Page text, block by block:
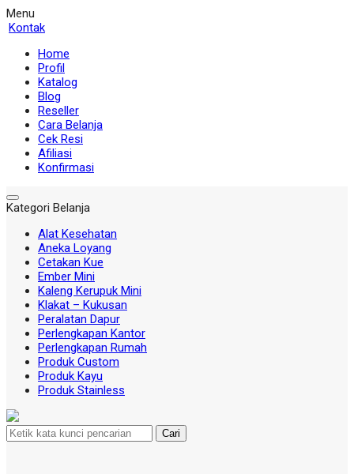
Menu
Kontak
Home
Profil
Katalog
Blog
Reseller
Cara Belanja
Cek Resi
Afiliasi
Konfirmasi
Kategori Belanja
Alat Kesehatan
Aneka Loyang
Cetakan Kue
Ember Mini
Kaleng Kerupuk Mini
Klakat – Kukusan
Peralatan Dapur
Perlengkapan Kantor
Perlengkapan Rumah
Produk Custom
Produk Kayu
Produk Stainless
Cari